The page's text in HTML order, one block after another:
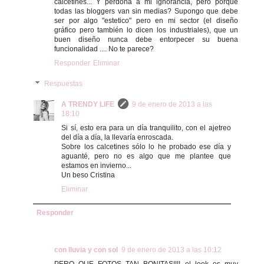
calcetines... Y perdona a mi ignorancia, pero porque
todas las bloggers van sin medias? Supongo que debe
ser por algo "estetico" pero en mi sector (el diseño
gráfico pero también lo dicen los industriales), que un
buen diseño nunca debe entorpecer su buena
funcionalidad .... No te parece?
Responder Eliminar
Respuestas
A TRENDY LIFE
9 de enero de 2013 a las
18:10
Si sí, esto era para un día tranquilito, con el ajetreo
del día a día, la llevaría enroscada.
Sobre los calcetines sólo lo he probado ese día y
aguanté, pero no es algo que me plantee que
estamos en invierno...
Un beso Cristina
Eliminar
Responder
con lluvia y con sol 9 de enero de 2013 a las 10:12